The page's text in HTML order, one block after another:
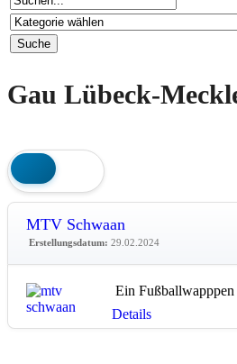
Gau Lübeck-
MTV Schwaan
Erstellungsdatum: 29.02.2024
Ein
Details